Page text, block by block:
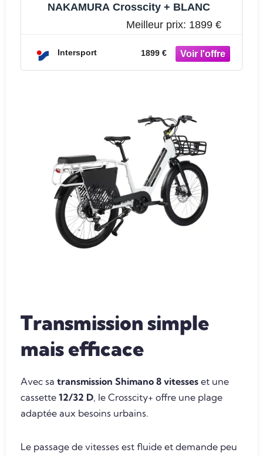
NAKAMURA Crosscity + BLANC
Meilleur prix: 1899 €
Intersport 1899 €
Transmission simple
mais efficace
Avec sa transmission Shimano 8 vitesses et une
cassette 12/32 D, le Crosscity+ offre une plage
adaptée aux besoins urbains.
Le passage de vitesses est fluide et demande peu